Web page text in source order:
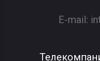
E-mail: